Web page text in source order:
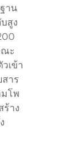
าน
สูง
ณะ
เข้า
าร
โพ
าง